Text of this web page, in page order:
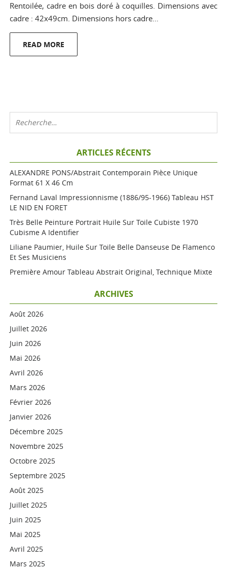
Rentoilée, cadre en bois doré à coquilles. Dimensions avec
cadre : 42x49cm. Dimensions hors cadre…
READ MORE
ARTICLES RÉCENTS
ALEXANDRE PONS/Abstrait Contemporain Pièce Unique
Format 61 X 46 Cm
Fernand Laval Impressionnisme (1886/95-1966) Tableau HST
LE NID EN FORET
Très Belle Peinture Portrait Huile Sur Toile Cubiste 1970
Cubisme A Identifier
Liliane Paumier, Huile Sur Toile Belle Danseuse De Flamenco
Et Ses Musiciens
Première Amour Tableau Abstrait Original, Technique Mixte
ARCHIVES
Août 2026
Juillet 2026
Juin 2026
Mai 2026
Avril 2026
Mars 2026
Février 2026
Janvier 2026
Décembre 2025
Novembre 2025
Octobre 2025
Septembre 2025
Août 2025
Juillet 2025
Juin 2025
Mai 2025
Avril 2025
Mars 2025